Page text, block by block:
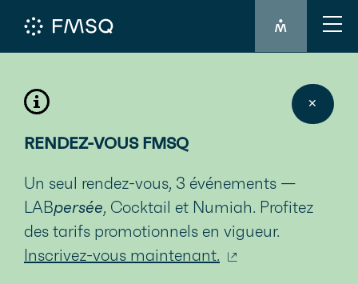
CONNEXION
RENDEZ-VOUS FMSQ
Un seul rendez-vous, 3 événements —
LABpersée, Cocktail et Numiah. Profitez
des tarifs promotionnels en vigueur.
Inscrivez-vous maintenant.
✕